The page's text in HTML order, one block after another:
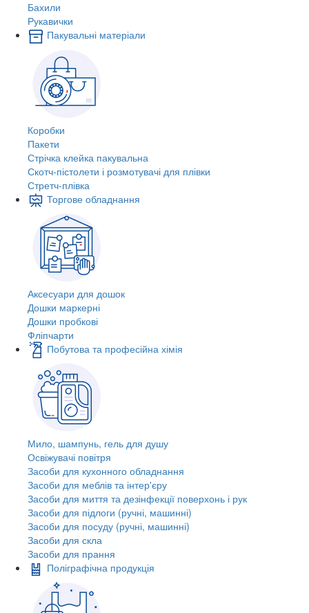
Бахили
Рукавички
Пакувальні матеріали
Коробки
Пакети
Стрічка клейка пакувальна
Скотч-пістолети і розмотувачі для плівки
Стретч-плівка
Торгове обладнання
Аксесуари для дошок
Дошки маркерні
Дошки пробкові
Фліпчарти
Побутова та професійна хімія
Мило, шампунь, гель для душу
Освіжувачі повітря
Засоби для кухонного обладнання
Засоби для меблів та інтер'єру
Засоби для миття та дезінфекції поверхонь і рук
Засоби для підлоги (ручні, машинні)
Засоби для посуду (ручні, машинні)
Засоби для скла
Засоби для прання
Поліграфічна продукція